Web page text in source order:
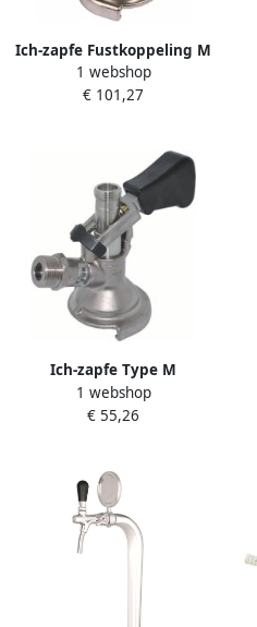
Ich-zapfe Fustkoppeling M
type Micro-Matic
Bierfustaansluiting Bierfust
1 webshop
€ 101,27
Ich-zapfe Type M
Fustkoppeling
Bierfustaansluiting Combi
1 webshop
€ 55,26